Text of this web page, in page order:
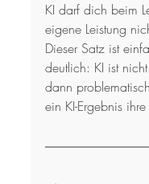
KI darf dich beim
eigene Leistung
Dieser Satz ist
deutlich: KI ist
dann
ein KI-Ergebnis